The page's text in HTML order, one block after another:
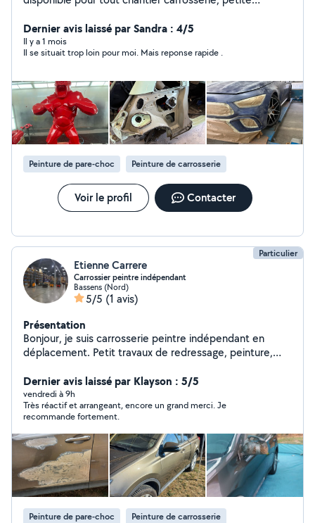
pas à nous contacter
Dernier avis laissé par Sandra : 4/5
Il y a 1 mois
Il se situait trop loin pour moi. Mais reponse rapide .
Peinture de pare-choc Peinture de carrosserie
Voir le profil Contacter
Particulier
Etienne Carrere
Carrossier peintre indépendant
Bassens (Nord)
5/5 (1 avis)
Présentation
Bonjour, je suis carrosserie peintre indépendant en
déplacement. Petit travaux de redressage, peinture,
d'information.
Dernier avis laissé par Klayson : 5/5
vendredi à 9h
Très réactif et arrangeant, encore un grand merci. Je
recommande fortement.
Peinture de pare-choc Peinture de carrosserie